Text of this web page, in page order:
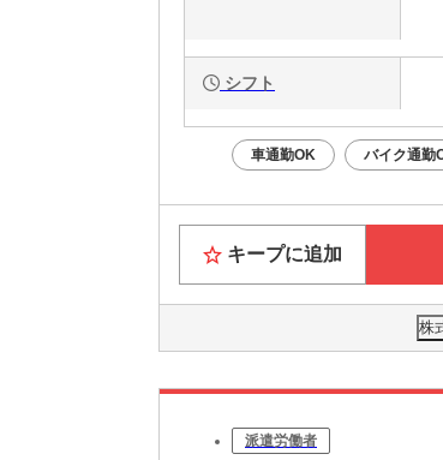
シフト
車通勤OK バイク通勤
キープに追加
株
派遣労働者